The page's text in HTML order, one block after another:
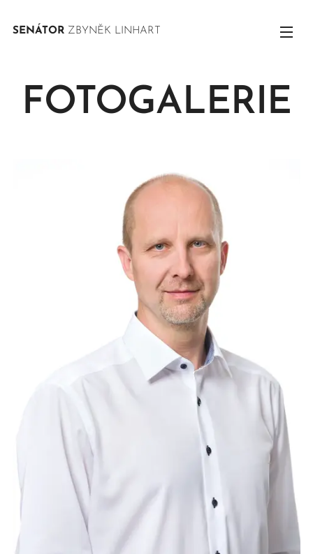
SENÁTOR ZBYNĚK LINHART
FOTOGALERIE